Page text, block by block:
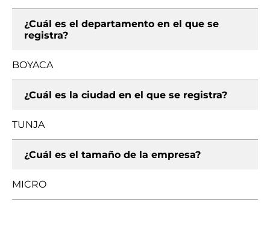
¿Cuál es el departamento en el que se
registra?
BOYACA
¿Cuál es la ciudad en el que se registra?
TUNJA
¿Cuál es el tamaño de la empresa?
MICRO